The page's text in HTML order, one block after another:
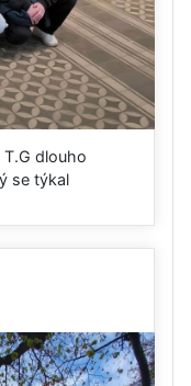
dlouho
se týkal